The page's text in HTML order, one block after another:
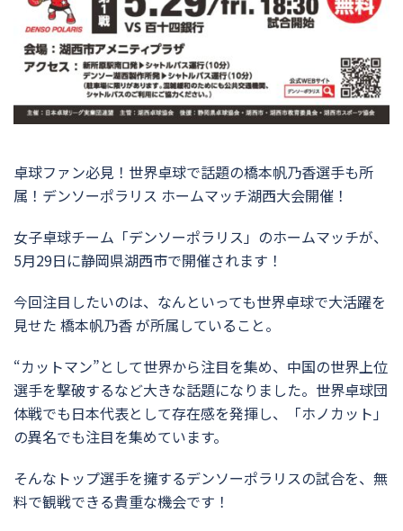
卓球ファン必見！世界卓球で話題の橋本帆乃香選手も所
属！デンソーポラリス ホームマッチ湖西大会開催！
女子卓球チーム「デンソーポラリス」のホームマッチが、
5月29日に静岡県湖西市で開催されます！
今回注目したいのは、なんといっても世界卓球で大活躍を
見せた 橋本帆乃香 が所属していること。
“カットマン”として世界から注目を集め、中国の世界上位
選手を撃破するなど大きな話題になりました。世界卓球団
体戦でも日本代表として存在感を発揮し、「ホノカット」
の異名でも注目を集めています。
そんなトップ選手を擁するデンソーポラリスの試合を、無
料で観戦できる貴重な機会です！